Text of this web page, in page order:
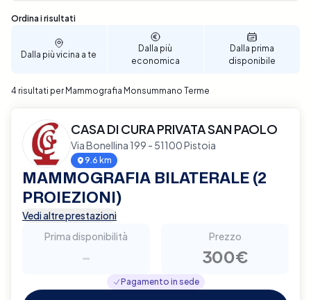
Sono stati trovati 4 risultati
Ordina i risultati
Dalla più vicina a te
Dalla più
economica
Dalla prima
disponibile
4 risultati per Mammografia Monsummano Terme
CASA DI CURA PRIVATA SAN PAOLO
Via Bonellina 199 - 51100 Pistoia
9.6 km
MAMMOGRAFIA BILATERALE (2
PROIEZIONI)
Vedi altre prestazioni
Prima disponibilità
-
Prezzo
300€
Pagamento in sede